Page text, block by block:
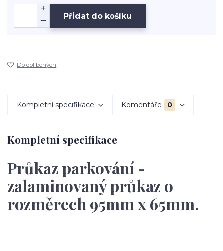
Přidat do košíku
Do oblíbených
Kompletní specifikace Komentáře 0
Kompletní specifikace
Průkaz parkování -
zalaminovaný průkaz o
rozměrech 95mm x 65mm.